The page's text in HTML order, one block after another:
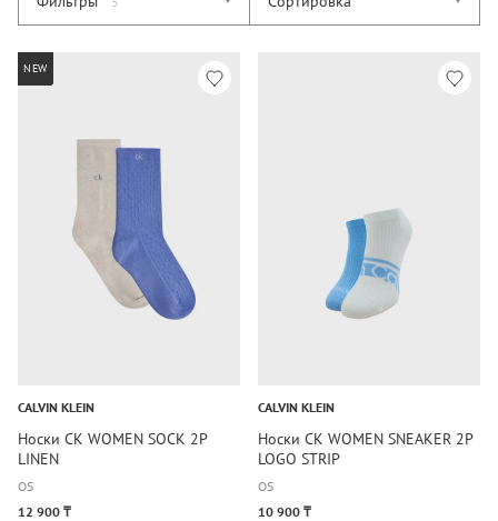
NEW
CALVIN KLEIN
Носки CK WOMEN SOCK 2P
LINEN
OS
12 900 ₸
CALVIN KLEIN
Носки CK WOMEN SNEAKER 2P
LOGO STRIP
OS
10 900 ₸